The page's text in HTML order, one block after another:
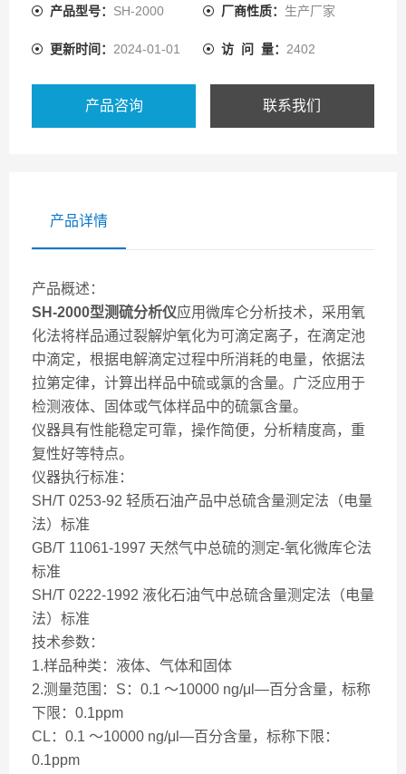
产品型号： SH-2000 厂商性质： 生产厂家
更新时间： 2024-01-01 访 问 量： 2402
产品咨询 联系我们
产品详情
产品概述：
SH-2000型测硫分析仪应用微库仑分析技术，采用氧
化法将样品通过裂解炉氧化为可滴定离子，在滴定池
中滴定，根据电解滴定过程中所消耗的电量，依据法
拉第定律，计算出样品中硫或氯的含量。广泛应用于
检测液体、固体或气体样品中的硫氯含量。
仪器具有性能稳定可靠，操作简便，分析精度高，重
复性好等特点。
仪器执行标准：
SH/T 0253-92 轻质石油产品中总硫含量测定法（电量
法）标准
GB/T 11061-1997 天然气中总硫的测定-氧化微库仑法
标准
SH/T 0222-1992 液化石油气中总硫含量测定法（电量
法）标准
技术参数：
1.样品种类：液体、气体和固体
2.测量范围：S：0.1 ～10000 ng/μl—百分含量，标称
下限：0.1ppm
CL：0.1 ～10000 ng/μl—百分含量，标称下限：
0.1ppm